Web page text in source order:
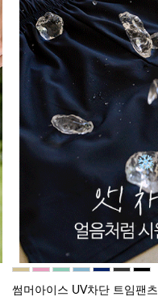
썸머아이스 UV차단 트임팬츠